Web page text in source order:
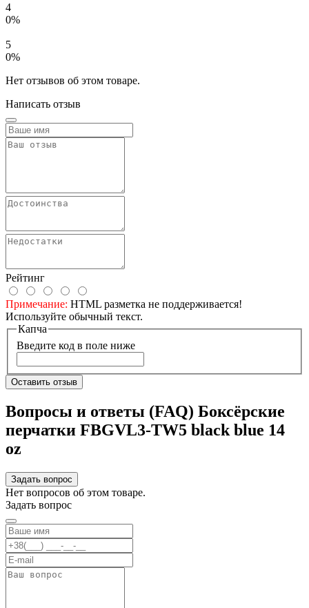
4
0%
5
0%
Нет отзывов об этом товаре.
Написать отзыв
Рейтинг
Примечание: HTML разметка не поддерживается!
Используйте обычный текст.
Капча
Введите код в поле ниже
Оставить отзыв
Вопросы и ответы (FAQ) Боксёрские
перчатки FBGVL3-TW5 black blue 14
oz
Задать вопрос
Нет вопросов об этом товаре.
Задать вопрос